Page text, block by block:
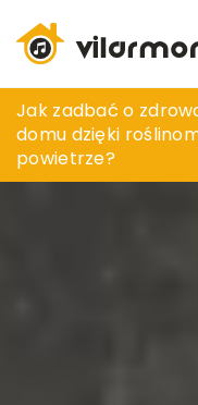
Jak wybrać
prawdziwego
Jak zadbać o
domu dzięki
powietrze?
Jak znaleźć
wyposażeniem